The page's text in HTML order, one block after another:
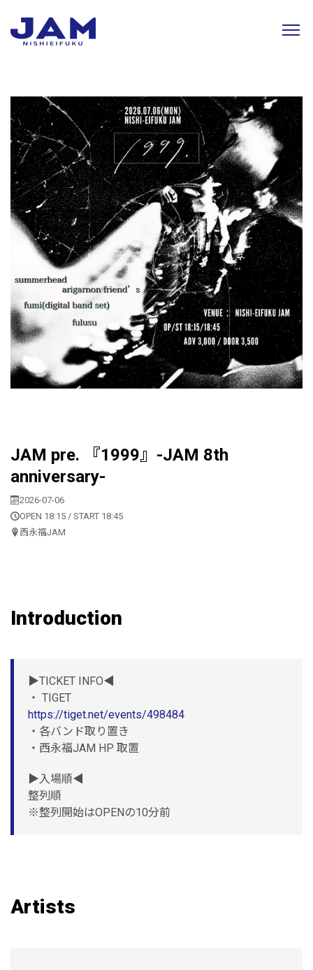
JAM pre. 『1999』-JAM 8th
anniversary-
2026-07-06
OPEN 18:15 / START 18:45
西永福JAM
Introduction
▶︎TICKET INFO◀︎
・ TIGET
https://tiget.net/events/498484
・各バンド取り置き
・西永福JAM HP 取置
▶︎入場順◀︎
整列順
※整列開始はOPENの10分前
Artists